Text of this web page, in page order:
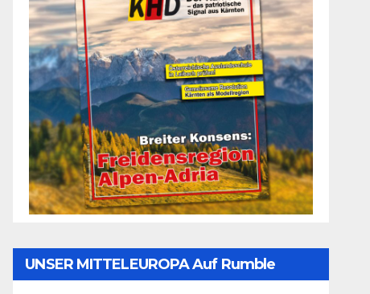
UNSER MITTELEUROPA Auf Rumble